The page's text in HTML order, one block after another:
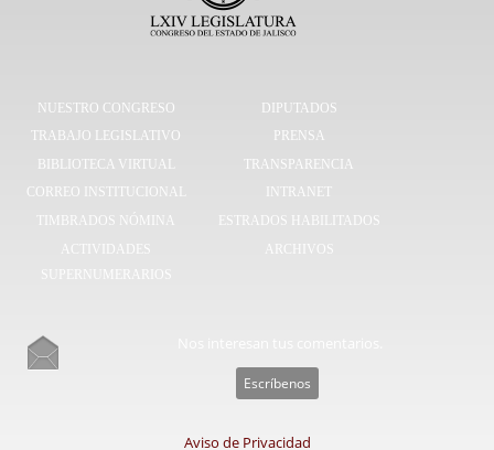
NUESTRO CONGRESO
DIPUTADOS
TRABAJO LEGISLATIVO
PRENSA
BIBLIOTECA VIRTUAL
TRANSPARENCIA
CORREO INSTITUCIONAL
INTRANET
TIMBRADOS NÓMINA
ESTRADOS HABILITADOS
ACTIVIDADES
SUPERNUMERARIOS
ARCHIVOS
Escríbenos
Aviso de Privacidad